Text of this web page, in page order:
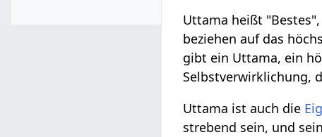
Uttama heißt
beziehen auf das
gibt ein Uttama, ein
Selbstverwirklichung,
Uttama ist auch die
strebend sein, und